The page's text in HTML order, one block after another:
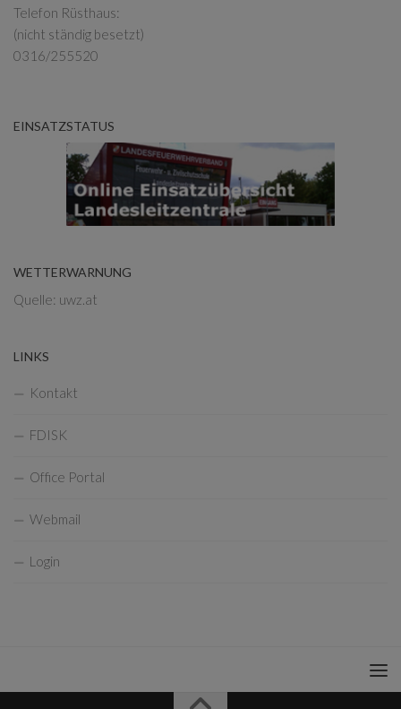
Telefon Rüsthaus:
(nicht ständig besetzt)
0316/255520
EINSATZSTATUS
WETTERWARNUNG
Quelle: uwz.at
LINKS
Kontakt
FDISK
Office Portal
Webmail
Login